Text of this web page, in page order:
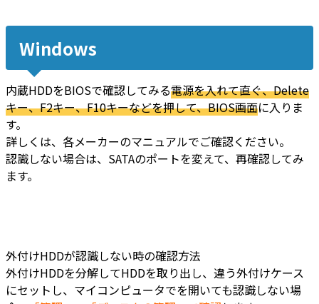
Windows
内蔵HDDをBIOSで確認してみる電源を入れて直ぐ、Delete
キー、F2キー、F10キーなどを押して、BIOS画面に入りま
す。
詳しくは、各メーカーのマニュアルでご確認ください。
認識しない場合は、SATAのポートを変えて、再確認してみ
ます。
外付けHDDが認識しない時の確認方法
外付けHDDを分解してHDDを取り出し、違う外付けケース
にセットし、マイコンピュータでを開いても認識しない場